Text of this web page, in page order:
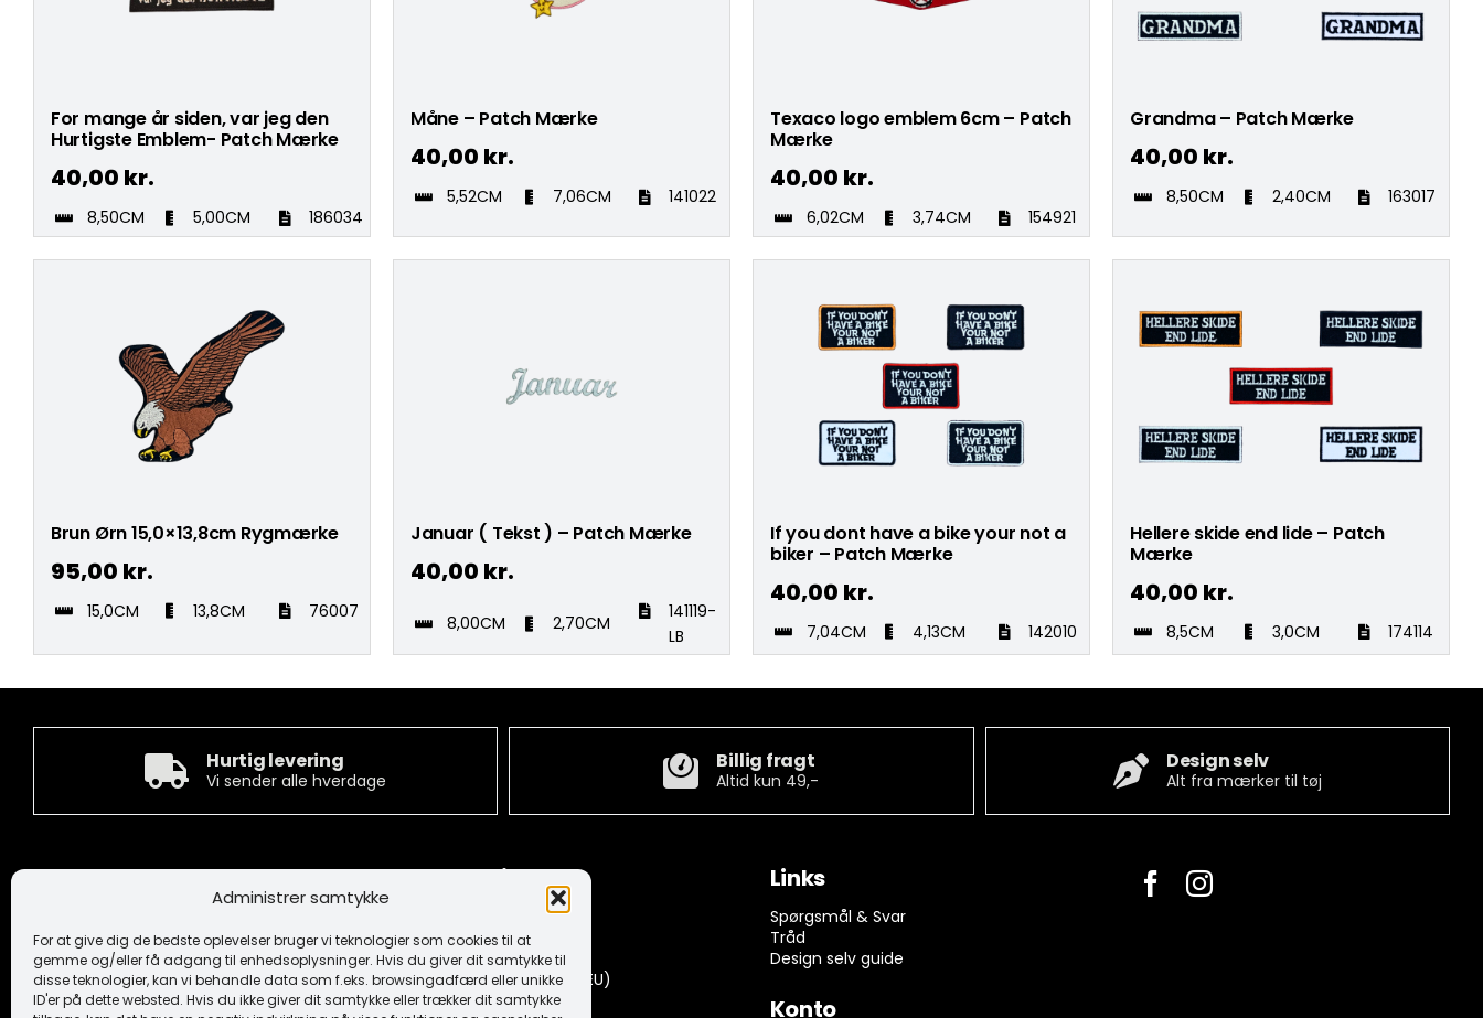
Administrer samtykke
For at give dig de bedste oplevelser bruger vi teknologier som cookies til at
gemme og/eller få adgang til enhedsoplysninger. Hvis du giver dit samtykke til
disse teknologier, kan vi behandle data som f.eks. browsingadfærd eller unikke
ID'er på dette websted. Hvis du ikke giver dit samtykke eller trækker dit samtykke
For mange år siden, var jeg den
Hurtigste Emblem- Patch Mærke
40,00 kr.
8,50CM 5,00CM 186034
Måne – Patch Mærke
40,00 kr.
5,52CM 7,06CM 141022
Texaco logo emblem 6cm – Patch
Mærke
40,00 kr.
6,02CM 3,74CM 154921
Grandma – Patch Mærke
40,00 kr.
8,50CM 2,40CM 163017
Brun Ørn 15,0×13,8cm Rygmærke
95,00 kr.
15,0CM 13,8CM 76007
Januar ( Tekst ) – Patch Mærke
40,00 kr.
8,00CM 2,70CM
141119-
LB
If you dont have a bike your not a
biker – Patch Mærke
40,00 kr.
7,04CM 4,13CM 142010
Hellere skide end lide – Patch
Mærke
40,00 kr.
8,5CM 3,0CM 174114
Hurtig levering
Vi sender alle hverdage
Billig fragt
Altid kun 49,-
Design selv
Alt fra mærker til tøj
Kontakt
Løhdesvej 6
7442 Engesvang
+45 86 86 40 55
Information
Handelsbetingelser
Ansvarsfraskrivelse
Cookiepolitik (EU)
Fortrolighedserklæring (EU)
Logo
Links
Spørgsmål & Svar
Tråd
Design selv guide
Konto